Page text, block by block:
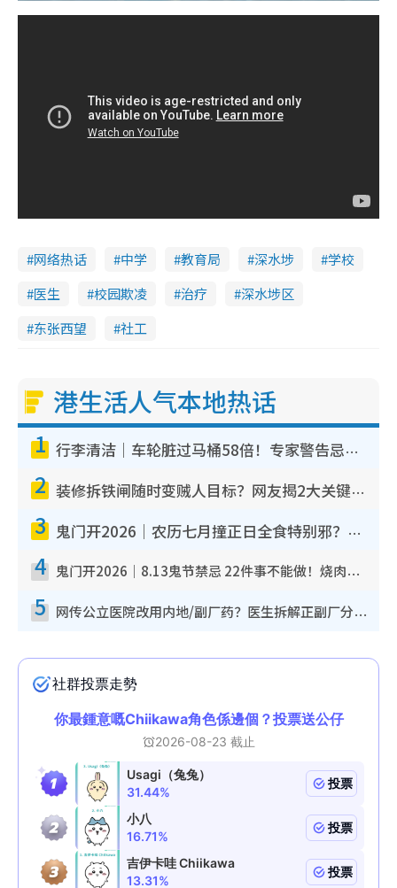
网络热话 中学 教育局 深水埗
学校
医生
校园欺凌 治疗
深水埗区
东张西望
社工
港生活人气本地热话
1 行李清洁｜车轮脏过马桶58倍！专家警告忌用酒精擦 教1招免脏手除菌
2 装修拆铁闸随时变贼人目标？网友揭2大关键用途：装新款等于白装？附新旧铁闸分别
3 鬼门开2026｜农历七月撞正日全食特别邪？专家警告切忌做一事！揭4大禁忌+2招保平安
4 鬼门开2026｜8.13鬼节禁忌 22件事不能做！烧肉、刺身要少食？半夜勿吹口哨/打给个电话
5 网传公立医院改用内地/副厂药？医生拆解正副厂分别，揭4类人换药随时出事